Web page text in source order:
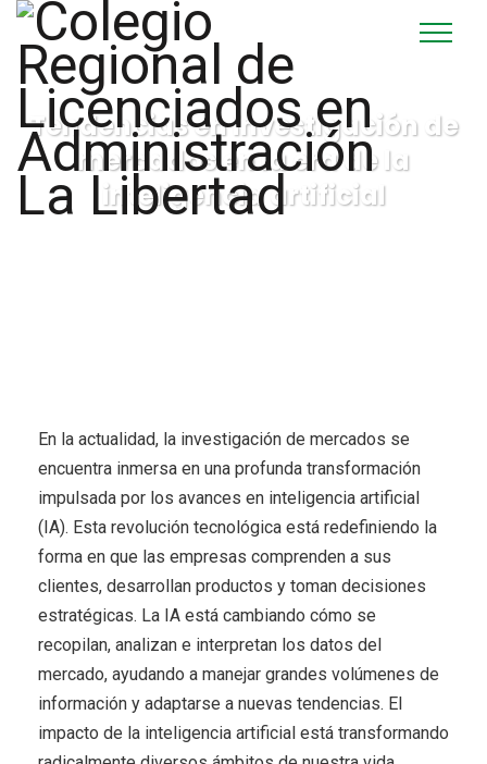
Tendencias en investigación de
mercados en la era de la
inteligencia artificial
En la actualidad, la investigación de mercados se
encuentra inmersa en una profunda transformación
impulsada por los avances en inteligencia artificial
(IA). Esta revolución tecnológica está redefiniendo la
forma en que las empresas comprenden a sus
clientes, desarrollan productos y toman decisiones
estratégicas. La IA está cambiando cómo se
recopilan, analizan e interpretan los datos del
mercado, ayudando a manejar grandes volúmenes de
información y adaptarse a nuevas tendencias. El
impacto de la inteligencia artificial está transformando